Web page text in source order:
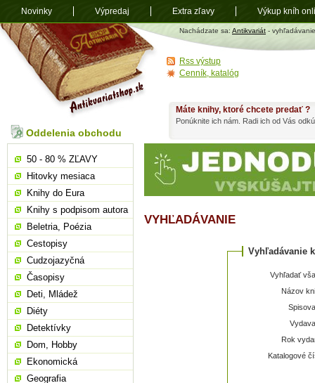
Antikvariát
shop.sk
Nachádzate sa: Antikvariát - vyhľadávanie
VYHĽADÁVANIE
Vyhľadávanie
Vyhľadať
Názov
Rok
Katalogové
Máte knihy, ktoré chcete predať ?
Ponúknite ich nám. Radi ich od Vás
Oddelenia obchodu
50 - 80 % ZĽAVY
Hitovky mesiaca
Knihy do Eura
Knihy s podpisom autora
Beletria, Poézia
Cestopisy
Cudzojazyčná
Časopisy
Deti, Mládež
Diéty
Detektívky
Dom, Hobby
Ekonomická
Geografia
Rss výstup
Cenník, katalóg
Novinky Výpredaj Extra zľavy Výkup kníh